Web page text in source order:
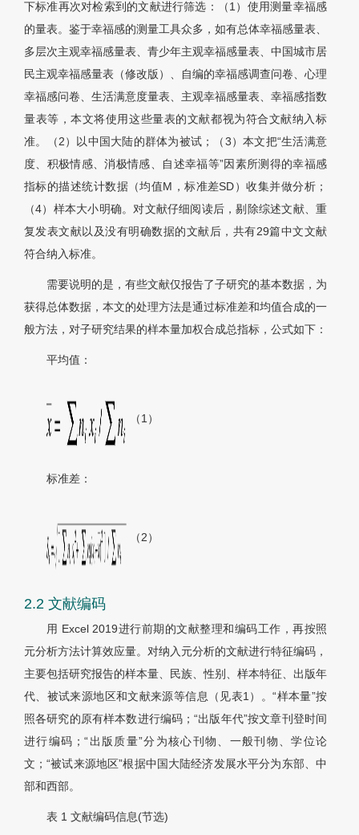
下标准再次对检索到的文献进行筛选：（1）使用测量幸福感
的量表。鉴于幸福感的测量工具众多，如有总体幸福感量表、
多层次主观幸福感量表、青少年主观幸福感量表、中国城市居
民主观幸福感量表（修改版）、自编的幸福感调查问卷、心理
幸福感问卷、生活满意度量表、主观幸福感量表、幸福感指数
量表等，本文将使用这些量表的文献都视为符合文献纳入标
准。（2）以中国大陆的群体为被试；（3）本文把“生活满意
度、积极情感、消极情感、自述幸福等”因素所测得的幸福感
指标的描述统计数据（均值M，标准差SD）收集并做分析；
（4）样本大小明确。对文献仔细阅读后，剔除综述文献、重
复发表文献以及没有明确数据的文献后，共有29篇中文文献
符合纳入标准。
需要说明的是，有些文献仅报告了子研究的基本数据，为
获得总体数据，本文的处理方法是通过标准差和均值合成的一
般方法，对子研究结果的样本量加权合成总指标，公式如下：
平均值：
（1）
标准差：
（2）
2.2 文献编码
用 Excel 2019进行前期的文献整理和编码工作，再按照
元分析方法计算效应量。对纳入元分析的文献进行特征编码，
主要包括研究报告的样本量、民族、性别、样本特征、出版年
代、被试来源地区和文献来源等信息（见表1）。“样本量”按
照各研究的原有样本数进行编码；“出版年代”按文章刊登时间
进行编码；“出版质量”分为核心刊物、一般刊物、学位论
文；“被试来源地区”根据中国大陆经济发展水平分为东部、中
部和西部。
表 1 文献编码信息(节选)